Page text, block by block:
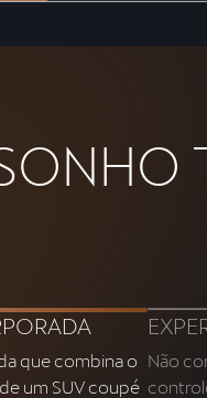
que combina o
um SUV coupé
Não